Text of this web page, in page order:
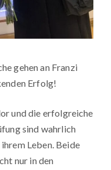
gehen an Franzi
Erfolg!
und die erfolgreiche
sind wahrlich
Leben. Beide
nur in den